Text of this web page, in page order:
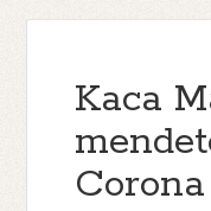
Kaca
Corona